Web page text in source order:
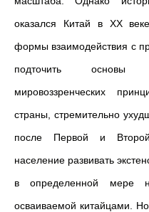
оказался Китай в ХХ
формы взаимодействия с
подточить основы
мировоззренческих
страны, стремительно
после Первой и
население развивать
в определенной мере
осваиваемой китайцами.